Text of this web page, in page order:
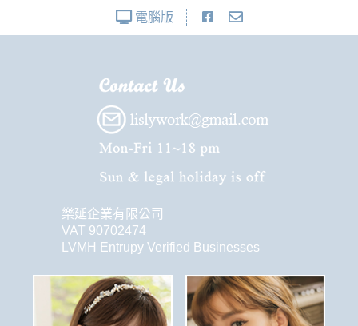
電腦版
樂延企業有限公司
VAT 90702474
LVMH Entrupy Verified Businesses